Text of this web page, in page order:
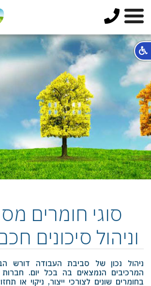
סוגי חומרים
וניהול סיכונים
ניהול נכון של סביבת העבודה דורש
המרכיבים הנמצאים בה בכל יום.
בחומרים שונים לצורכי ייצור, ניקוי או